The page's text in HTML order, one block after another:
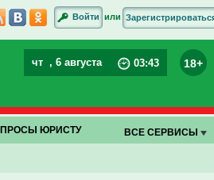
Войти или
чт , 6 августа 03:43 18+
ЮРИСТУ ВСЕ СЕРВИСЫ